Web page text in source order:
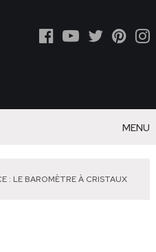
MENU
: LE BAROMÈTRE À CRISTAUX